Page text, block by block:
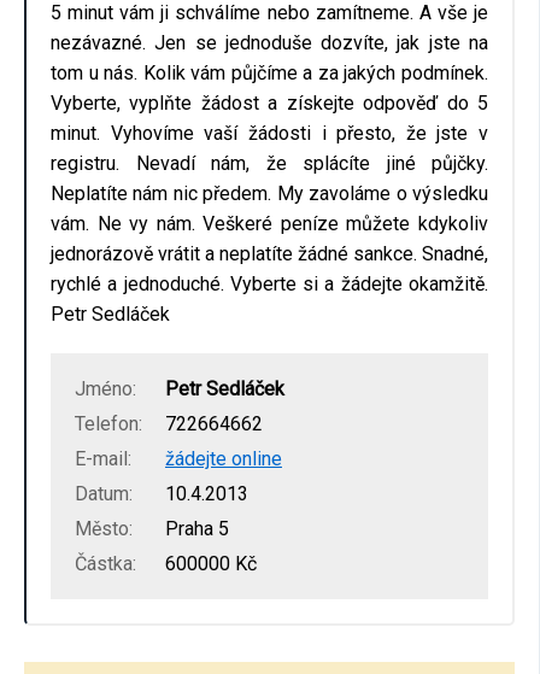
5 minut vám ji schválíme nebo zamítneme. A vše je
nezávazné. Jen se jednoduše dozvíte, jak jste na
tom u nás. Kolik vám půjčíme a za jakých podmínek.
Vyberte, vyplňte žádost a získejte odpověď do 5
minut. Vyhovíme vaší žádosti i přesto, že jste v
registru. Nevadí nám, že splácíte jiné půjčky.
Neplatíte nám nic předem. My zavoláme o výsledku
vám. Ne vy nám. Veškeré peníze můžete kdykoliv
jednorázově vrátit a neplatíte žádné sankce. Snadné,
rychlé a jednoduché. Vyberte si a žádejte okamžitě.
Petr Sedláček
Jméno:
Petr Sedláček
Telefon:
722664662
E-mail:
žádejte online
Datum:
10.4.2013
Město:
Praha 5
Částka:
600000 Kč